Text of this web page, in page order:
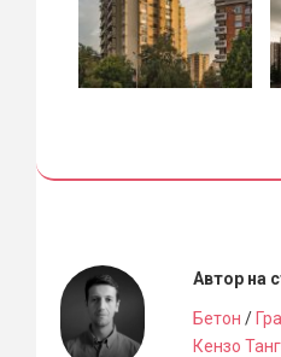
Автор на
Бетон /
Кензо